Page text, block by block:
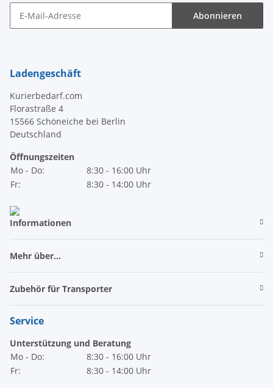
Abonnieren
Ladengeschäft
Kurierbedarf.com
Florastraße 4
15566 Schöneiche bei Berlin
Deutschland
Öffnungszeiten
Mo - Do:
8:30 - 16:00 Uhr
Fr:
8:30 - 14:00 Uhr
Informationen
Mehr über...
Zubehör für Transporter
Service
Unterstützung und Beratung
Mo - Do:
8:30 - 16:00 Uhr
Fr:
8:30 - 14:00 Uhr